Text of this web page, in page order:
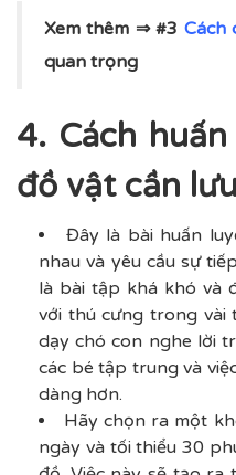
Xem thêm ⇒ #3 Cách
quan trọng
4. Cách
đồ vật cần
Đây là bài huấn
nhau và yêu cầu sự
là bài tập khá khó và
với thú cưng trong vài
dạy chó con nghe lời
các bé tập trung và
dàng hơn.
Hãy chọn ra một
ngày và tối thiểu 30